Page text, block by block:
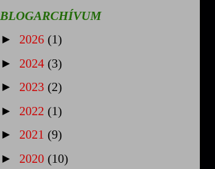
BLOGARCHÍVUM
► 2026 (1)
► 2024 (3)
► 2023 (2)
► 2022 (1)
► 2021 (9)
► 2020 (10)